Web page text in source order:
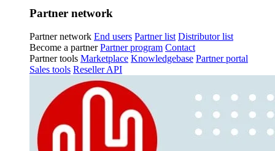
Partner network
Partner network End users Partner list Distributor list
Become a partner Partner program Contact
Partner tools Marketplace Knowledgebase Partner portal
Sales tools Reseller API